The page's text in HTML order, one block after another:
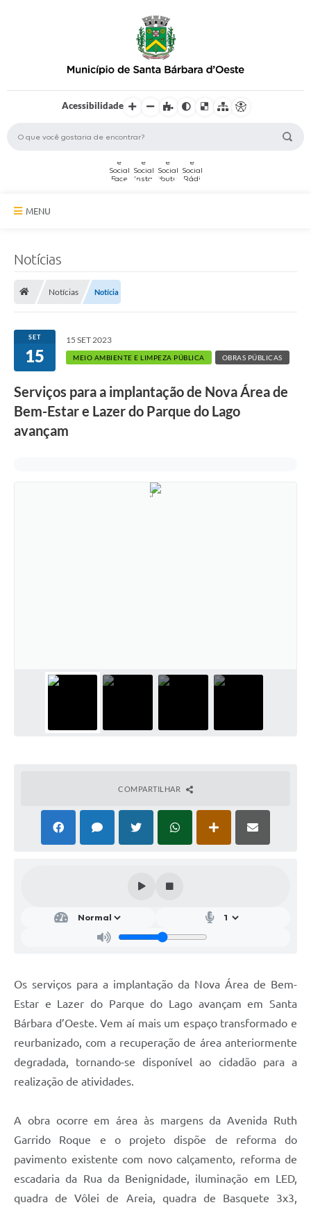
Acessibilidade
MENU
Serviços Online
Transparência
Legislação
Covid-19
Lei Aldir Blanc
Publicidade
Notícias
Galeria de Vídeos
Contato
Plano de Contratações Anuais
Notícias
Notícias Notícia
SET
15
15 SET 2023
MEIO AMBIENTE E LIMPEZA PÚBLICA OBRAS PÚBLICAS
Serviços para a implantação de Nova Área de
Bem-Estar e Lazer do Parque do Lago
avançam
COMPARTILHAR
Os serviços para a implantação da Nova Área de Bem-
Estar e Lazer do Parque do Lago avançam em Santa
Bárbara d’Oeste. Vem aí mais um espaço transformado e
reurbanizado, com a recuperação de área anteriormente
degradada, tornando-se disponível ao cidadão para a
realização de atividades.
A obra ocorre em área às margens da Avenida Ruth
Garrido Roque e o projeto dispõe de reforma do
pavimento existente com novo calçamento, reforma de
escadaria da Rua da Benignidade, iluminação em LED,
quadra de Vôlei de Areia, quadra de Basquete 3x3,